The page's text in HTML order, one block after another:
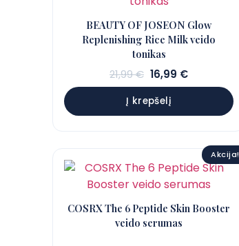
BEAUTY OF JOSEON Glow
Replenishing Rice Milk veido
tonikas
21,99€ Sena
kaina:
21,99 €.
16,99 €Dabartinė
kaina:
Į krepšelį
Akcija!
COSRX The 6 Peptide Skin Booster
veido serumas